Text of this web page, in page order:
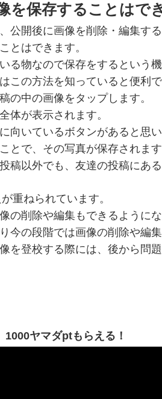
を保存することはで
公開後に画像を削除・編集する
とはできます。
る物なので保存をするという
この方法を知っていると便利で
の中の画像をタップします。
体が表示されます。
向いているボタンがあると思い
とで、その写真が保存されます
稿以外でも、友達の投稿にあ
重ねられています。
の削除や編集もできるようにな
今の段階では画像の削除や編
を登校する際には、後から問
1000ヤマダptもらえる！